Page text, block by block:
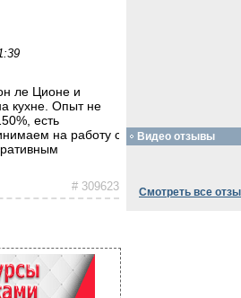
ле Ционе и
кухне. Опыт не
есть
на работу с
# 309623
Видео отзывы
Смотреть все